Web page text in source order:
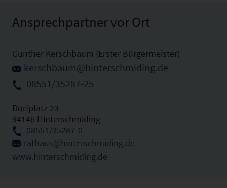
Ansprechpartner vor Ort
Gunther Kerschbaum (Erster Bürgermeister)
kerschbaum@hinterschmiding.de
08551/35287-25
Dorfplatz 23
94146 Hinterschmiding
08551/35287-0
rathaus@hinterschmiding.de
www.hinterschmiding.de